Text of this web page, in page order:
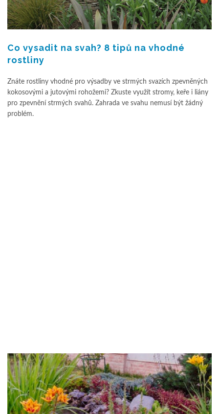
Co vysadit na svah? 8 tipů na vhodné
rostliny
Znáte rostliny vhodné pro výsadby ve strmých svazích zpevněných
kokosovými a jutovými rohožemi? Zkuste využít stromy, keře i liány
pro zpevnění strmých svahů. Zahrada ve svahu nemusí být žádný
problém.